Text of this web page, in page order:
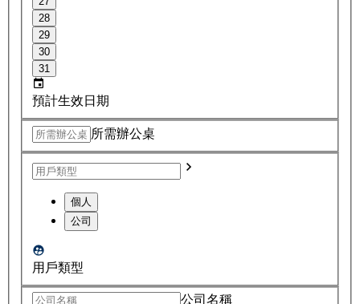
28
29
30
31
預計生效日期
所需辦公桌
個人
公司
用戶類型
公司名稱